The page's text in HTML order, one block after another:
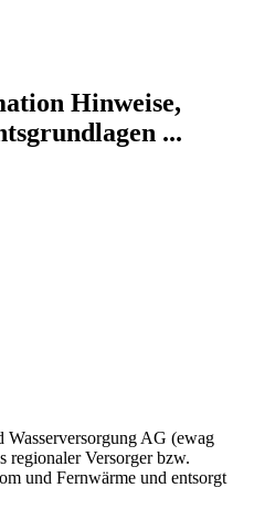
Hinweise,
...
AG (ewag
regionaler Versorger bzw.
und Fernwärme und entsorgt